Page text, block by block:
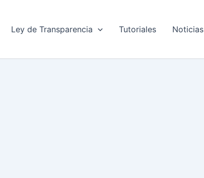
Ley de Transparencia Tutoriales Noticias